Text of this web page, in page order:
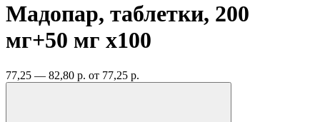
Мадопар, таблетки, 200
мг+50 мг x100
77,25 — 82,80 р. от 77,25 р.